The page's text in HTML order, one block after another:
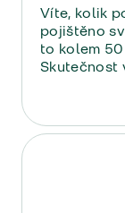
Víte, kolik
pojištěno
to kolem
Skutečnost